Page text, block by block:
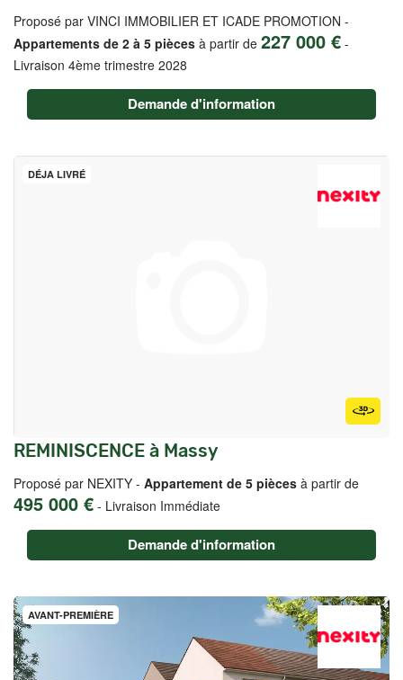
Proposé par VINCI IMMOBILIER ET ICADE PROMOTION -
Appartements de 2 à 5 pièces à partir de 227 000 € -
Livraison 4ème trimestre 2028
Demande d'information
DÉJA LIVRÉ
REMINISCENCE à Massy
Proposé par NEXITY - Appartement de 5 pièces à partir de
495 000 € - Livraison Immédiate
Demande d'information
AVANT-PREMIÈRE